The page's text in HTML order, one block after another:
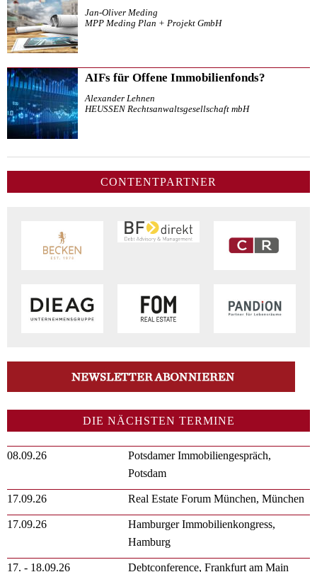
Jan-Oliver Meding
MPP Meding Plan + Projekt GmbH
AIFs für Offene Immobilienfonds?
Alexander Lehnen
HEUSSEN Rechtsanwaltsgesellschaft mbH
CONTENTPARTNER
DIE NÄCHSTEN TERMINE
08.09.26
Potsdamer Immobiliengespräch,
Potsdam
17.09.26 Real Estate Forum München, München
17.09.26
Hamburger Immobilienkongress,
Hamburg
17. - 18.09.26 Debtconference, Frankfurt am Main